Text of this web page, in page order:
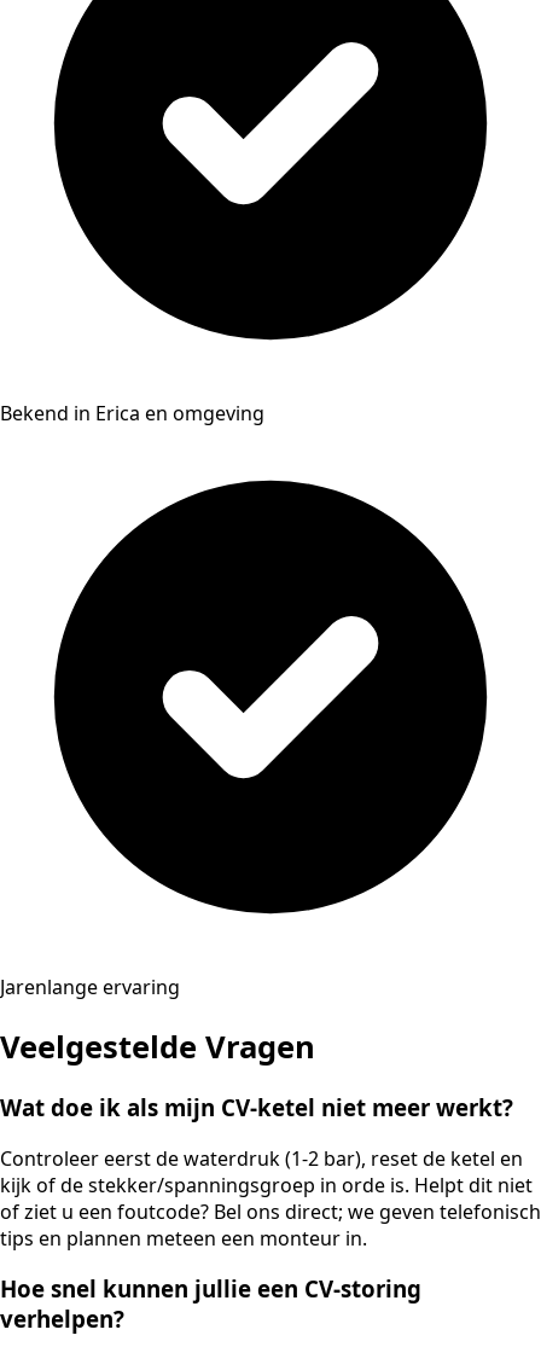
Bekend in Erica en omgeving
Jarenlange ervaring
Veelgestelde Vragen
Wat doe ik als mijn CV-ketel niet meer werkt?
Controleer eerst de waterdruk (1-2 bar), reset de ketel en
kijk of de stekker/spanningsgroep in orde is. Helpt dit niet
of ziet u een foutcode? Bel ons direct; we geven telefonisch
tips en plannen meteen een monteur in.
Hoe snel kunnen jullie een CV-storing
verhelpen?